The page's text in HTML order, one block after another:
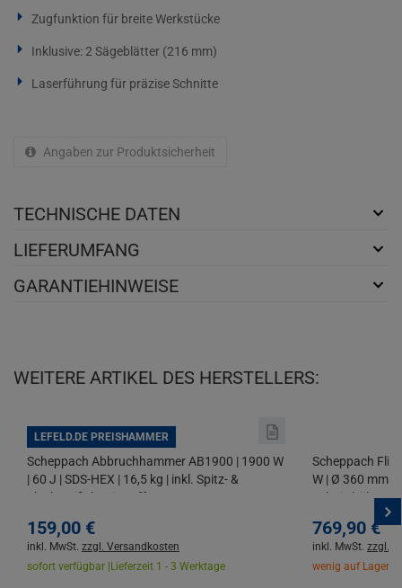
Zugfunktion für breite Werkstücke
Inklusive: 2 Sägeblätter (216 mm)
Laserführung für präzise Schnitte
Angaben zur Produktsicherheit
TECHNISCHE DATEN
LIEFERUMFANG
GARANTIEHINWEISE
WEITERE ARTIKEL DES HERSTELLERS:
LEFELD.DE PREISHAMMER
Scheppach Abbruchhammer AB1900 | 1900 W
| 60 J | SDS-HEX | 16,5 kg | inkl. Spitz- &
Flachmeißel | mit Koffer
159,00 €
inkl. MwSt. zzgl. Versandkosten
sofort verfügbar | Lieferzeit 1 - 3 Werktage
Scheppach
W | Ø 360 mm |
Schnitthöhe |
769,90 €
inkl. MwSt. zzgl.
wenig auf Lager |